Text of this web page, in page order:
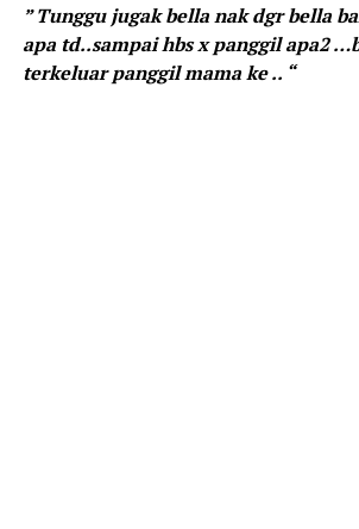
” Tunggu jugak bella nak dgr bella
apa td..sampai hbs x panggil apa2
terkeluar panggil mama ke .. “